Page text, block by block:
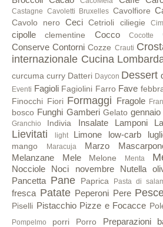
Castagne Cavoletti Bruxelles Cavolfiore
Cavolo nero Ceci Cetrioli ciliegie
cipolle clementine Cocco Cocotte
Conserve Contorni Cozze Crauti
internazionale Cucina
curcuma curry Datteri Daycon Dessert
Eventi Fagioli Fagiolini Farro Fave
Finocchi Fiori Formaggi Fragole
bosco Funghi Gamberi Gelato gennaio
Granchio Indivia Insalate Lamponi
Lievitati light Limone low-carb
mango Maracuja Marzo
Melanzane Mele Melone Menta
Nocciole Noci novembre Nutella
Pancetta Pane Paprica Pasta di
fresca Patate Peperoni Pere
Piselli Pistacchio Pizze e Focacce
Pompelmo porri Porro Preparazioni